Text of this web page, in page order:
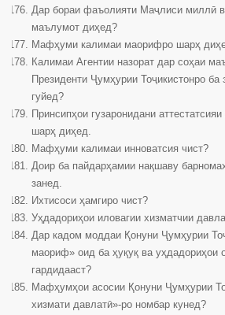
Дар бораи фаъолияти Маҷлиси миллӣ
маълумот диҳед?
Мафҳуми калимаи маорифро шарҳ
Калимаи Агентии назорат дар соҳаи
Президенти Ҷумҳурии Тоҷикистонро ба
гуйед?
Принсипҳои гузаронидани
шарҳ диҳед.
Мафҳуми калимаи инноватсия чист?
Доир ба пайдарҳамии нақшаву
занед.
Ихтисоси ҳамгиро чист?
Уҳдадориҳои иловагии хизматчии
Дар кадом моддаи Қонуни Ҷумҳурии
маориф» оид ба ҳуқуқ ва уҳдадориҳои
гардидааст?
Мафҳумҳои асосии Қонуни Ҷумҳурии
хизмати давлатӣ»-ро номбар кунед?